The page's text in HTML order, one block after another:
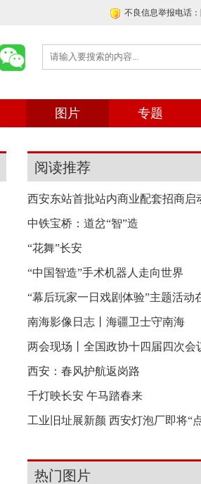
不良信息举报电话：
图片 专题
阅读推荐
西安东站首批站内商业配套招商启
中铁宝桥：道岔“智”造
“花舞”长安
“中国智造”手术机器人走向世界
“幕后玩家一日戏剧体验”主题活动
南海影像日志丨海疆卫士守南海
两会现场丨全国政协十四届四次会
西安：春风护航返岗路
千灯映长安 午马踏春来
工业旧址展新颜 西安灯泡厂即将“
热门图片